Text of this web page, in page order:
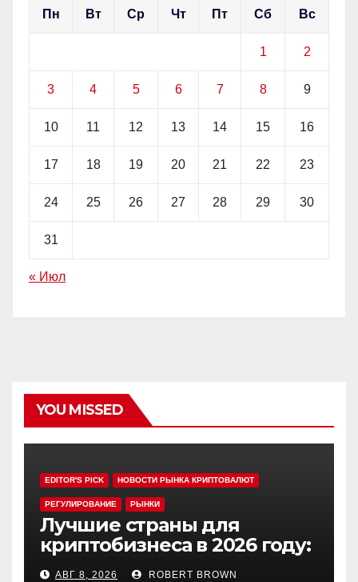
Пн Вт Ср Чт Пт Сб Вс
1 2
3 4 5 6 7 8 9
10 11 12 13 14 15 16
17 18 19 20 21 22 23
24 25 26 27 28 29 30
31
« Июл
YOU MISSED
EDITOR'S PICK НОВОСТИ РЫНКА КРИПТОВАЛЮТ
РЕГУЛИРОВАНИЕ РЫНКИ
Лучшие страны для
криптобизнеса в 2026 году:
выбор экспертов
АВГ 8, 2026 ROBERT BROWN